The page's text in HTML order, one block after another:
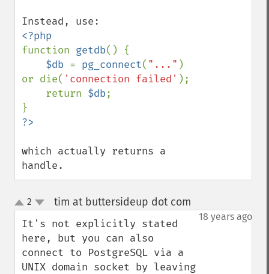
function getdb() {
$db = pg_connect( "..." )
or die( 'connection failed' );
    return
$db;
which actually returns a
handle.
up
down
2 tim at buttersideup dot com
18 years ago
It's not explicitly stated
here, but you can also
connect to PostgreSQL via a
UNIX domain socket by leaving